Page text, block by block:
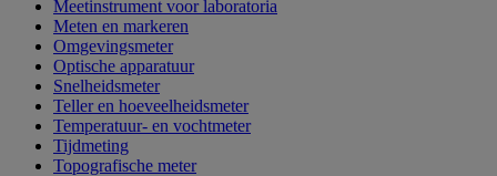
Meetinstrument voor laboratoria
Meten en markeren
Omgevingsmeter
Optische apparatuur
Snelheidsmeter
Teller en hoeveelheidsmeter
Temperatuur- en vochtmeter
Tijdmeting
Topografische meter